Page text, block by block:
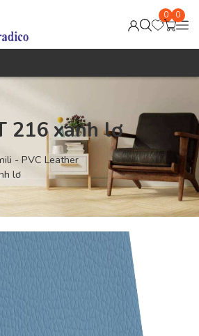
0 0
216 xanh lơ
- PVC Leather
lơ